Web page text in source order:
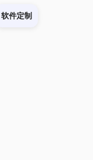
软件定制